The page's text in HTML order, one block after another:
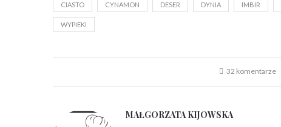
CIASTO CYNAMON DESER DYNIA IMBIR
WYPIEKI
32 komentarze
MAŁGORZATA KIJOWSKA